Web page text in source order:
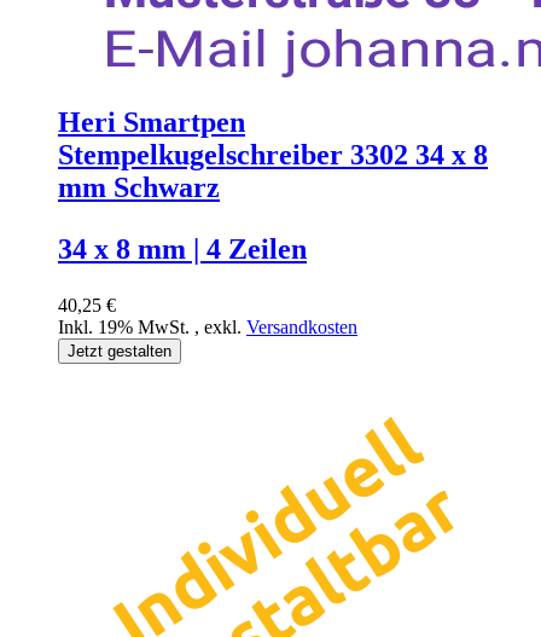
Heri Smartpen
Stempelkugelschreiber 3302 34 x 8
mm Schwarz
34 x 8 mm | 4 Zeilen
40,25 €
Inkl. 19% MwSt. , exkl. Versandkosten
Jetzt gestalten